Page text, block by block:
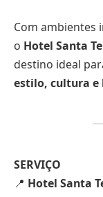
Com ambientes
o Hotel Santa
destino ideal
estilo, cultura e
SERVIÇO
📍 Hotel Santa